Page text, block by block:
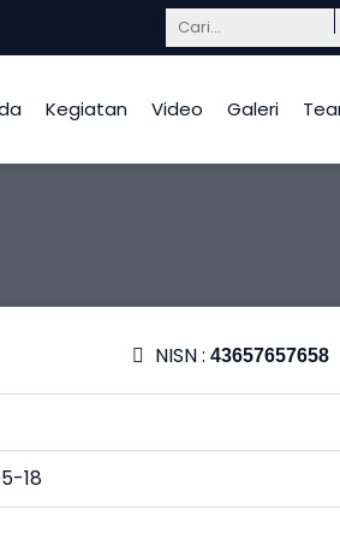
Mendidik dengan hati,
Kegiatan Video Galeri
NISN : 43657657658
18